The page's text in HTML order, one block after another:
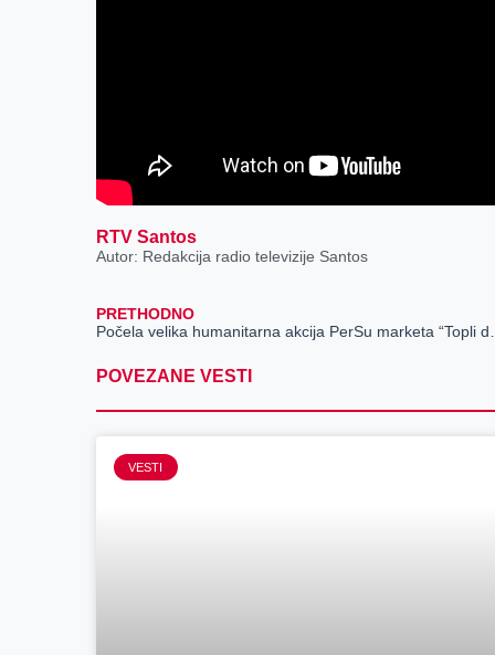
RTV Santos
Autor: Redakcija radio televizije Santos
PRETHODNO
POVEZANE VESTI
VESTI